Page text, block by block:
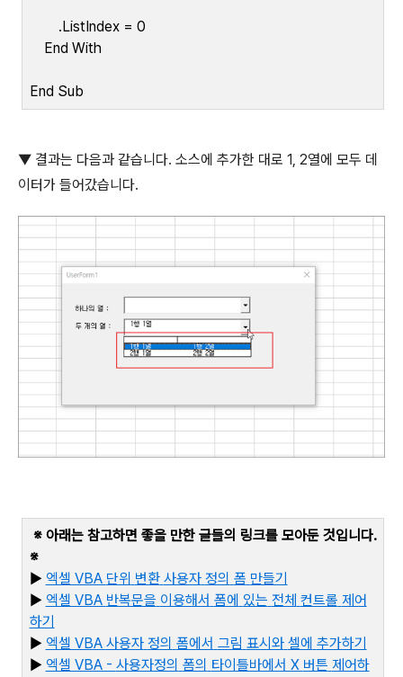
.ListIndex = 0
End With
End Sub
▼ 결과는 다음과 같습니다. 소스에 추가한 대로 1, 2열에 모두 데
이터가 들어갔습니다.
※ 아래는 참고하면 좋을 만한 글들의 링크를 모아둔 것입니다.
※
▶ 엑셀 VBA 단위 변환 사용자 정의 폼 만들기
▶ 엑셀 VBA 반복문을 이용해서 폼에 있는 전체 컨트롤 제어
하기
▶ 엑셀 VBA 사용자 정의 폼에서 그림 표시와 셀에 추가하기
▶ 엑셀 VBA - 사용자정의 폼의 타이틀바에서 X 버튼 제어하